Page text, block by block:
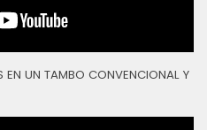
EN UN TAMBO CONVENCIONAL Y